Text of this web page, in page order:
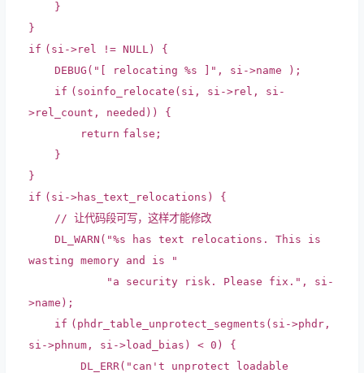
}
}
if (si->rel != NULL) {
DEBUG( "[ relocating %s ]" , si->name );
if (soinfo_relocate(si, si->rel, si-
>rel_count, needed)) {
return false ;
}
}
if (si->has_text_relocations) {
// 让代码段可写，这样才能修改
DL_WARN( "%s has text relocations. This is
wasting memory and is "
"a security risk. Please fix." , si-
>name);
if (phdr_table_unprotect_segments(si->phdr,
si->phnum, si->load_bias) < 0) {
DL_ERR( "can't unprotect loadable